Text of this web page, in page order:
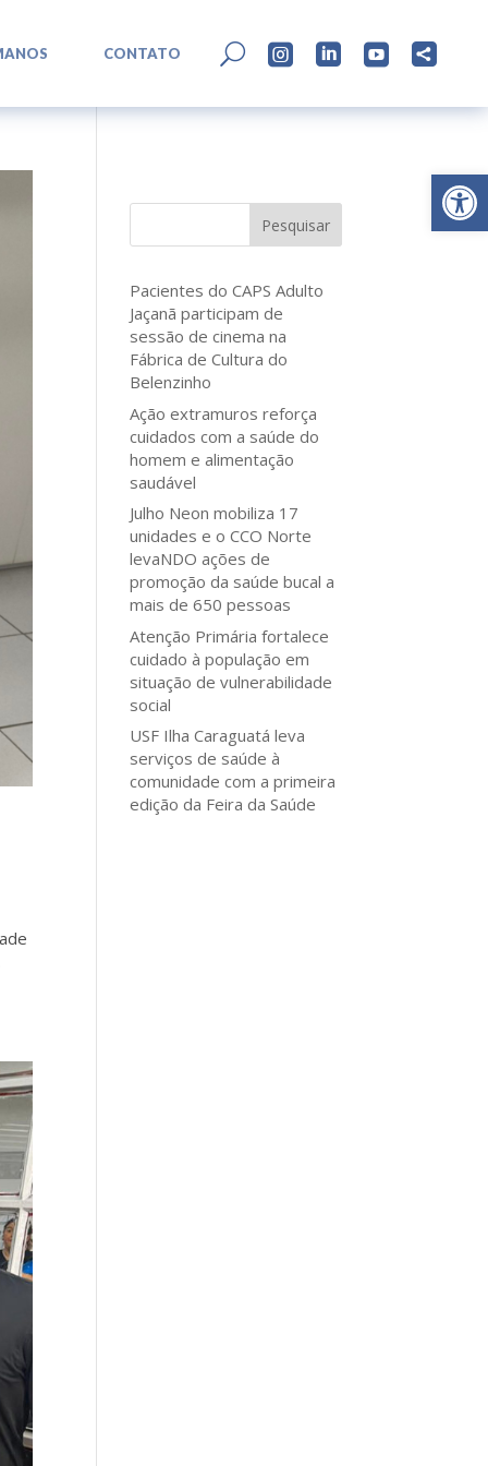
Abrir
CONTATO U    
Pesquisar
Pacientes do CAPS Adulto
Jaçanã participam de
sessão de cinema na
Fábrica de Cultura do
Belenzinho
Ação extramuros reforça
cuidados com a saúde do
homem e alimentação
saudável
Julho Neon mobiliza 17
unidades e o CCO Norte
levaNDO ações de
promoção da saúde bucal a
mais de 650 pessoas
Atenção Primária fortalece
cuidado à população em
situação de vulnerabilidade
social
USF Ilha Caraguatá leva
serviços de saúde à
comunidade com a primeira
edição da Feira da Saúde